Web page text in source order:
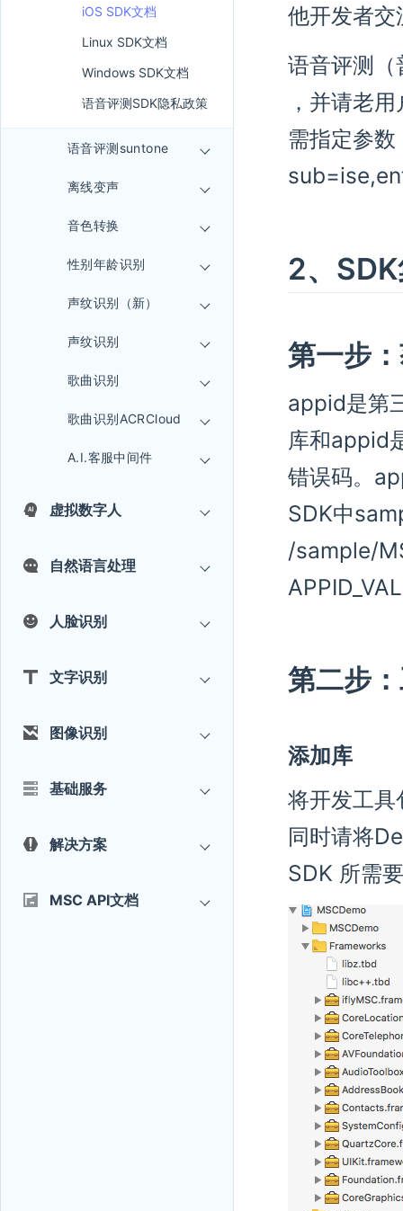
iOS SDK文档
Linux SDK文档
Windows SDK文档
语音评测SDK隐私政策
语音评测suntone
离线变声
音色转换
性别年龄识别
声纹识别（新）
声纹识别
歌曲识别
歌曲识别ACRCloud
A.I.客服中间件
虚拟数字人
自然语言处理
人脸识别
文字识别
图像识别
基础服务
解决方案
MSC API文档
他开发者交
语音评测（
，并请老
需指定参
2、
第一步
appid是第
库和appid
错误码。
SDK中
/sample/
第二步
添加库
将开发工
同时请将
SDK 所需